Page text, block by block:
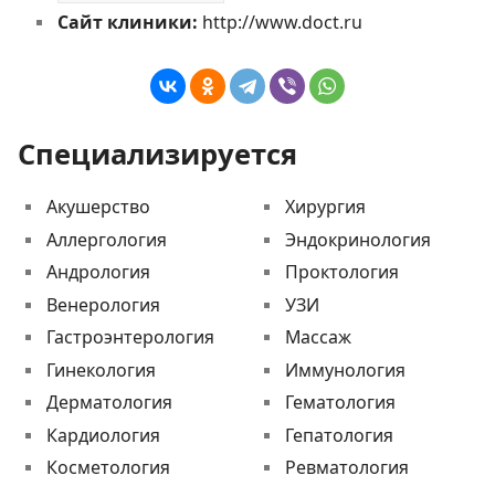
Сайт клиники: http://www.doct.ru
Специализируется
Акушерство
Аллергология
Андрология
Венерология
Гастроэнтерология
Гинекология
Дерматология
Кардиология
Косметология
Хирургия
Эндокринология
Проктология
УЗИ
Массаж
Иммунология
Гематология
Гепатология
Ревматология